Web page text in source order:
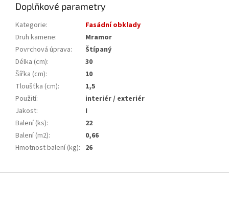
Doplňkové parametry
Kategorie:
Fasádní obklady
Druh kamene:
Mramor
Povrchová úprava:
Štípaný
Délka (cm):
30
Šířka (cm):
10
Tloušťka (cm):
1,5
Použití:
interiér / exteriér
Jakost:
I
Balení (ks):
22
Balení (m2):
0,66
Hmotnost balení (kg): 26